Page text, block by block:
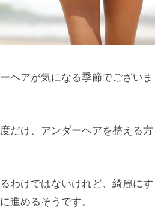
ヘアが気になる季節でございま
だけ、アンダーヘアを整える方
わけではないけれど、綺麗にす
進めるそうです。